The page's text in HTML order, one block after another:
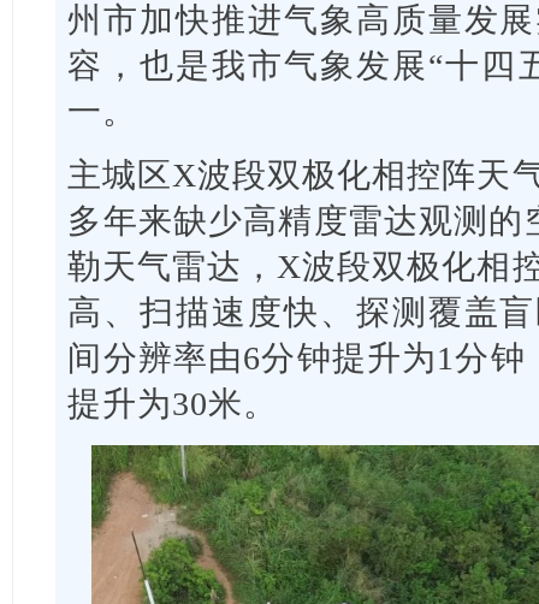
州市加快推进气象高质量发
容，也是我市气象发展“十四
一。
主城区X波段双极化相控阵天
多年来缺少高精度雷达观测
勒天气雷达，X波段双极化相
高、扫描速度快、探测覆盖
间分辨率由6分钟提升为1分
提升为30米。